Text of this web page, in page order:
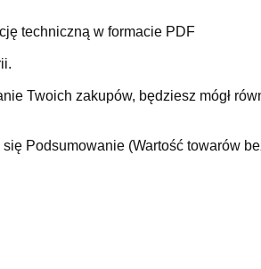
techniczną w formacie PDF
Twoich zakupów, będziesz mógł
Podsumowanie (Wartość towarów